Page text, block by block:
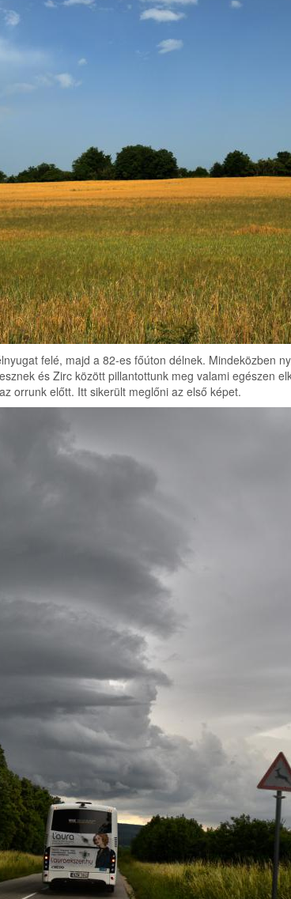
felé, majd a 82-es főúton délnek. Mindeközben
és Zirc között pillantottunk meg valami egészen
orrunk előtt. Itt sikerült meglőni az első képet.